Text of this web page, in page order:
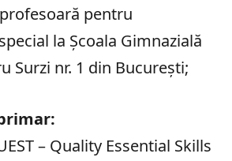
pentru
la Şcoala Gimnazială
Surzi nr. 1 din Bucureşti;
– Quality Essential Skills